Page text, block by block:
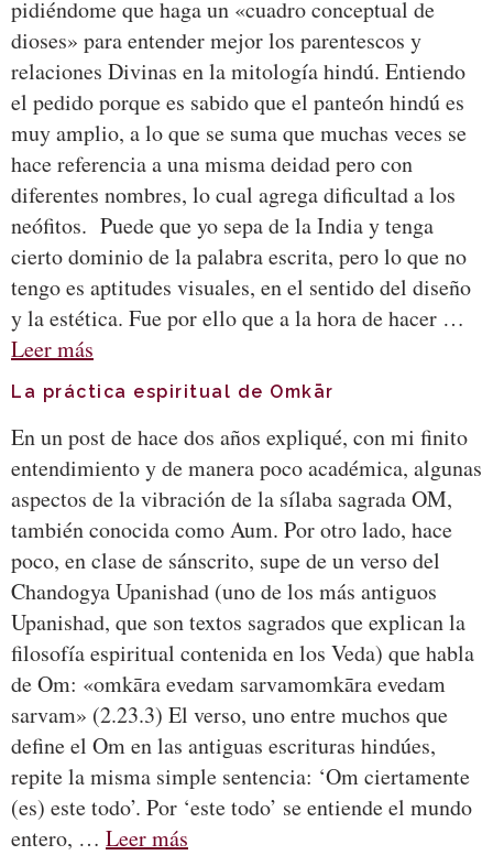
pidiéndome que haga un «cuadro conceptual de
dioses» para entender mejor los parentescos y
relaciones Divinas en la mitología hindú. Entiendo
el pedido porque es sabido que el panteón hindú es
muy amplio, a lo que se suma que muchas veces se
hace referencia a una misma deidad pero con
diferentes nombres, lo cual agrega dificultad a los
neófitos. Puede que yo sepa de la India y tenga
cierto dominio de la palabra escrita, pero lo que no
tengo es aptitudes visuales, en el sentido del diseño
y la estética. Fue por ello que a la hora de hacer …
Leer más
La práctica espiritual de Omkār
En un post de hace dos años expliqué, con mi finito
entendimiento y de manera poco académica, algunas
aspectos de la vibración de la sílaba sagrada OM,
también conocida como Aum. Por otro lado, hace
poco, en clase de sánscrito, supe de un verso del
Chandogya Upanishad (uno de los más antiguos
Upanishad, que son textos sagrados que explican la
filosofía espiritual contenida en los Veda) que habla
de Om: «omkāra evedam sarvamomkāra evedam
sarvam» (2.23.3) El verso, uno entre muchos que
define el Om en las antiguas escrituras hindúes,
repite la misma simple sentencia: ‘Om ciertamente
(es) este todo’. Por ‘este todo’ se entiende el mundo
entero, … Leer más